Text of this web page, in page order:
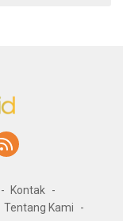
Kontak
Tentang Kami